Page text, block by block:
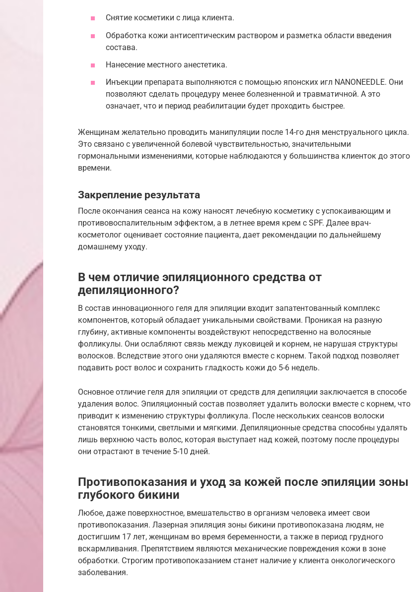
Снятие косметики с лица клиента.
Обработка кожи антисептическим раствором и разметка области введения
состава.
Нанесение местного анестетика.
Инъекции препарата выполняются с помощью японских игл NANONEEDLE. Они
позволяют сделать процедуру менее болезненной и травматичной. А это
означает, что и период реабилитации будет проходить быстрее.
Женщинам желательно проводить манипуляции после 14-го дня менструального цикла.
Это связано с увеличенной болевой чувствительностью, значительными
гормональными изменениями, которые наблюдаются у большинства клиенток до этого
времени.
Закрепление результата
После окончания сеанса на кожу наносят лечебную косметику с успокаивающим и
противовоспалительным эффектом, а в летнее время крем с SPF. Далее врач-
косметолог оценивает состояние пациента, дает рекомендации по дальнейшему
домашнему уходу.
В чем отличие эпиляционного средства от
депиляционного?
В состав инновационного геля для эпиляции входит запатентованный комплекс
компонентов, который обладает уникальными свойствами. Проникая на разную
глубину, активные компоненты воздействуют непосредственно на волосяные
фолликулы. Они ослабляют связь между луковицей и корнем, не нарушая структуры
волосков. Вследствие этого они удаляются вместе с корнем. Такой подход позволяет
подавить рост волос и сохранить гладкость кожи до 5-6 недель.
Основное отличие геля для эпиляции от средств для депиляции заключается в способе
удаления волос. Эпиляционный состав позволяет удалить волоски вместе с корнем, что
приводит к изменению структуры фолликула. После нескольких сеансов волоски
становятся тонкими, светлыми и мягкими. Депиляционные средства способны удалять
лишь верхнюю часть волос, которая выступает над кожей, поэтому после процедуры
они отрастают в течение 5-10 дней.
Противопоказания и уход за кожей после эпиляции зоны
глубокого бикини
Любое, даже поверхностное, вмешательство в организм человека имеет свои
противопоказания. Лазерная эпиляция зоны бикини противопоказана людям, не
достигшим 17 лет, женщинам во время беременности, а также в период грудного
вскармливания. Препятствием являются механические повреждения кожи в зоне
обработки. Строгим противопоказанием станет наличие у клиента онкологического
заболевания.